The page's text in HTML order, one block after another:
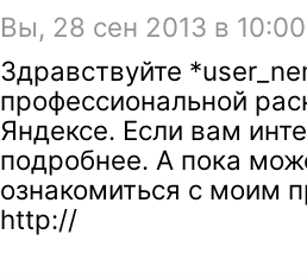
Вы, 28 сен 2013 в
Здравствуйте
профессиональной
Яндексе. Если вам
подробнее. А пока
ознакомиться с моим
http://